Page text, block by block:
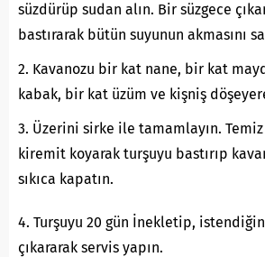
süzdürüp sudan alın. Bir süzgece
bastırarak bütün suyunun akmasını
2. Kavanozu bir kat nane, bir kat
kabak, bir kat üzüm ve kişniş
3. Üzerini sirke ile tamamlayın.
kiremit koyarak turşuyu bastırıp
sıkıca kapatın.
4. Turşuyu 20 gün İnekletip,
çıkararak servis yapın.